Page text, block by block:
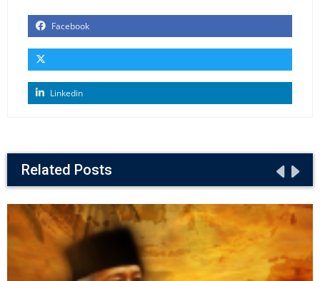
Facebook
Linkedin
Related Posts